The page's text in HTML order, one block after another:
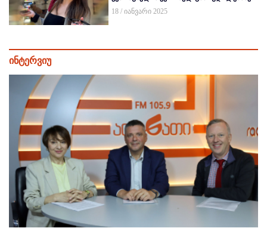
18 / იანვარი 2025
ინტერვიუ